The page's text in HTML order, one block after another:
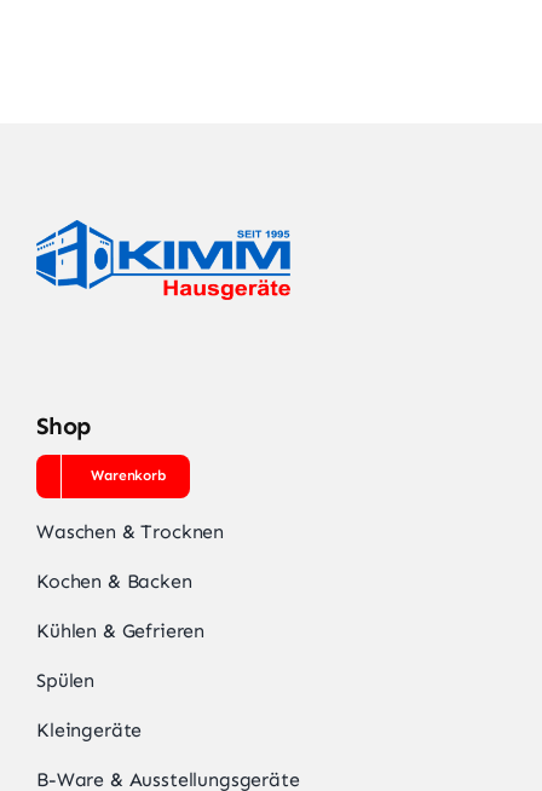
Shop
Warenkorb
Waschen & Trocknen
Kochen & Backen
Kühlen & Gefrieren
Spülen
Kleingeräte
B-Ware & Ausstellungsgeräte